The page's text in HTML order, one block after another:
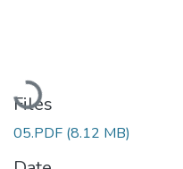
Loading...
Files
05.PDF (8.12 MB)